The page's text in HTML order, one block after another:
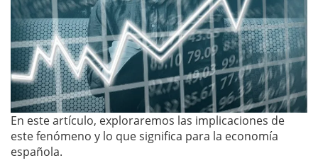
En este artículo, exploraremos las implicaciones de
este fenómeno y lo que significa para la economía
española.